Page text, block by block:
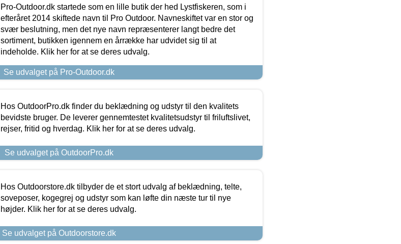
Pro-Outdoor.dk startede som en lille butik der hed Lystfiskeren, som i
efteråret 2014 skiftede navn til Pro Outdoor. Navneskiftet var en stor og
svær beslutning, men det nye navn repræsenterer langt bedre det
sortiment, butikken igennem en årrække har udvidet sig til at
indeholde. Klik her for at se deres udvalg.
Se udvalget på Pro-Outdoor.dk
Hos OutdoorPro.dk finder du beklædning og udstyr til den kvalitets
bevidste bruger. De leverer gennemtestet kvalitetsudstyr til friluftslivet,
rejser, fritid og hverdag. Klik her for at se deres udvalg.
Se udvalget på OutdoorPro.dk
Hos Outdoorstore.dk tilbyder de et stort udvalg af beklædning, telte,
soveposer, kogegrej og udstyr som kan løfte din næste tur til nye
højder. Klik her for at se deres udvalg.
Se udvalget på Outdoorstore.dk